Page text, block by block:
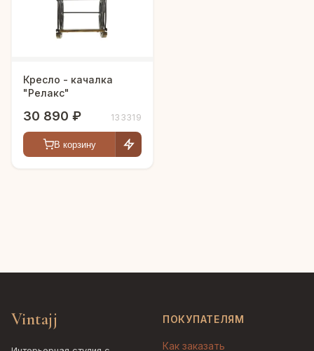
Кресло - качалка
"Релакс"
30 890 ₽ 133319
В корзину
Vintajj ПОКУПАТЕЛЯМ
Как заказать